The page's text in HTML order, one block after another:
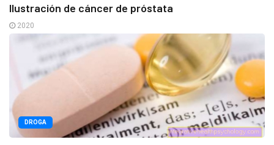
Ilustración de cáncer de próstata
2020
DROGA